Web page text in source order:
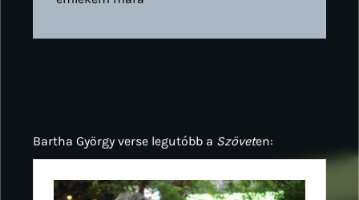
Bartha György verse legutóbb a Szöveten: